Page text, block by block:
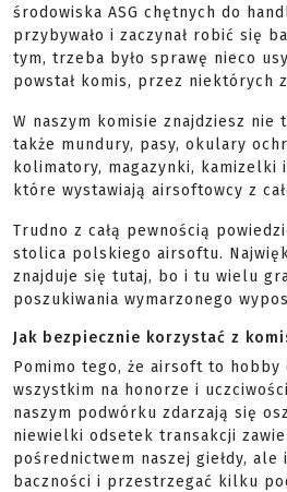
środowiska ASG chętnych do
przybywało i zaczynał robić się
tym, trzeba było sprawę nieco
powstał komis, przez niektórych
W naszym komisie znajdziesz nie
także mundury, pasy, okulary
kolimatory, magazynki, kamizelki
które wystawiają airsoftowcy z
Trudno z całą pewnością
stolica polskiego airsoftu.
znajduje się tutaj, bo i tu wielu
poszukiwania wymarzonego
Jak bezpiecznie korzystać z
Pomimo tego, że airsoft to
wszystkim na honorze i
naszym podwórku zdarzają się
niewielki odsetek transakcji
pośrednictwem naszej giełdy,
baczności i przestrzegać kilku